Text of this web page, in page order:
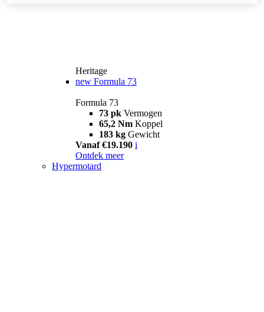
Heritage
new Formula 73
Formula 73
73 pk Vermogen
65,2 Nm Koppel
183 kg Gewicht
Vanaf €19.190 i
Ontdek meer
Hypermotard